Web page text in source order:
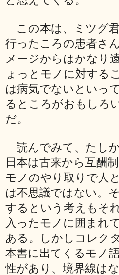
この本は、ミツグ
行ったころの患者さ
メージからはかなり
ょっとモノに対する
は病気でないといっ
るところがおもしろ
だ。
読んでみて、たし
日本は古来から互酬
モノのやり取りで人
は不思議ではない。
するという考えもそ
入ったモノに囲まれ
ある。しかしコレク
本書に出てくるモノ
性があり、境界線は